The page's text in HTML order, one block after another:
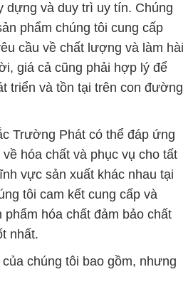
dựng và duy trì uy tín. Chúng
phẩm chúng tôi cung cấp
cầu về chất lượng và làm hài
giá cả cũng phải hợp lý để
triển và tồn tại trên con đường
Trường Phát có thể đáp ứng
hóa chất và phục vụ cho tất
vực sản xuất khác nhau tại
tôi cam kết cung cấp và
phẩm hóa chất đảm bảo chất
nhất.
chúng tôi bao gồm, nhưng